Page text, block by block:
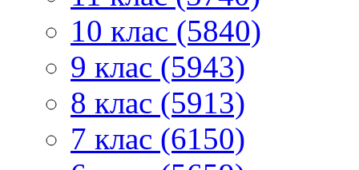
10 клас (5840)
9 клас (5943)
8 клас (5913)
7 клас (6150)